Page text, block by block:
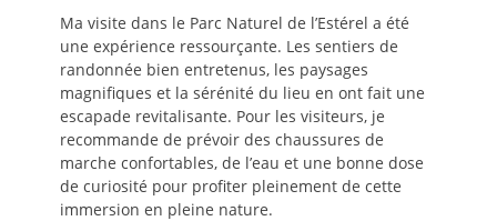
Ma visite dans le Parc Naturel de l’Estérel a été
une expérience ressourçante. Les sentiers de
randonnée bien entretenus, les paysages
magnifiques et la sérénité du lieu en ont fait une
escapade revitalisante. Pour les visiteurs, je
recommande de prévoir des chaussures de
marche confortables, de l’eau et une bonne dose
de curiosité pour profiter pleinement de cette
immersion en pleine nature.